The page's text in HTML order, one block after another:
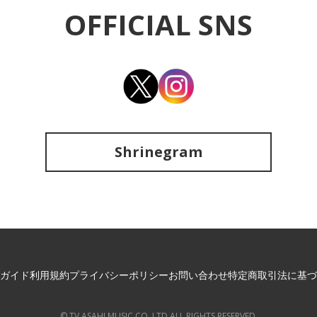
OFFICIAL SNS
Shrinegram
イド利用規約プライバシーポリシーお問い合わせ特定商取引法に基